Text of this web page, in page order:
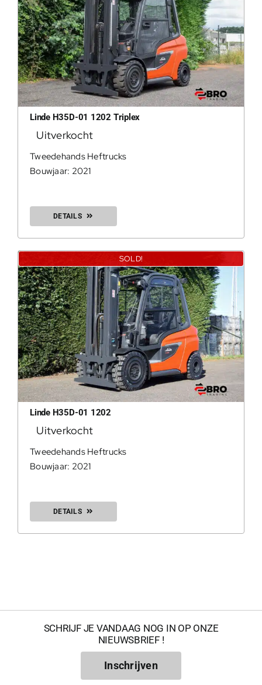
Linde H35D-01 1202 Triplex
Uitverkocht
Tweedehands Heftrucks
Bouwjaar: 2021
DETAILS
SOLD!
Linde H35D-01 1202
Uitverkocht
Tweedehands Heftrucks
Bouwjaar: 2021
DETAILS
SCHRIJF JE VANDAAG NOG IN OP ONZE
NIEUWSBRIEF !
Inschrijven